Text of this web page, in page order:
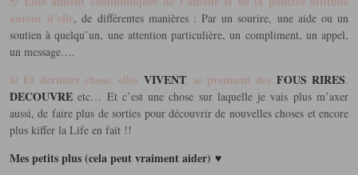
autour d’elle, de différentes manières : Par un sourire, une aide ou un
soutien à quelqu’un, une attention particulière, un compliment, un appel,
un message….
6/ Et dernière chose, elles VIVENT, se prennent des FOUS RIRES,
DECOUVRE etc… Et c’est une chose sur laquelle je vais plus m’axer
aussi, de faire plus de sorties pour découvrir de nouvelles choses et encore
plus kiffer la Life en fait !!
Mes petits plus (cela peut vraiment aider) ♥